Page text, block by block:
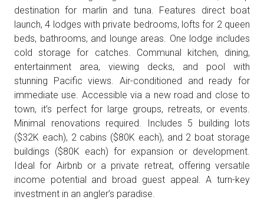
destination for marlin and tuna. Features direct boat
launch, 4 lodges with private bedrooms, lofts for 2 queen
beds, bathrooms, and lounge areas. One lodge includes
cold storage for catches. Communal kitchen, dining,
entertainment area, viewing decks, and pool with
stunning Pacific views. Air-conditioned and ready for
immediate use. Accessible via a new road and close to
town, it’s perfect for large groups, retreats, or events.
Minimal renovations required. Includes 5 building lots
($32K each), 2 cabins ($80K each), and 2 boat storage
buildings ($80K each) for expansion or development.
Ideal for Airbnb or a private retreat, offering versatile
income potential and broad guest appeal. A turn-key
investment in an angler’s paradise.